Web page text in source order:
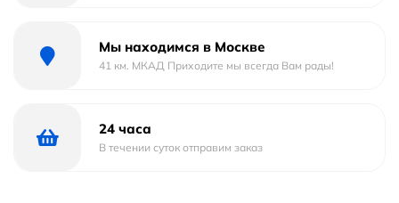
Мы находимся в Москве
41 км. МКАД Приходите мы всегда Вам рады!
24 часа
В течении суток отправим заказ